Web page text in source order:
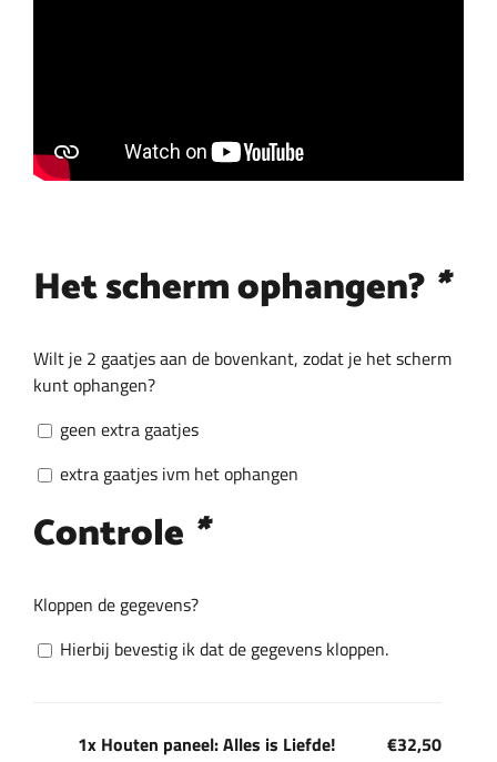
Het scherm ophangen? *
Wilt je 2 gaatjes aan de bovenkant, zodat je het scherm
kunt ophangen?
geen extra gaatjes
extra gaatjes ivm het ophangen
Controle *
Kloppen de gegevens?
Hierbij bevestig ik dat de gegevens kloppen.
1x Houten paneel: Alles is Liefde! €32,50